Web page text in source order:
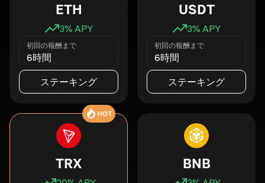
ETH
3% APY
初回の報酬まで
6時間
ステーキング
USDT
3% APY
初回の報酬まで
6時間
ステーキング
HOT
TRX BNB